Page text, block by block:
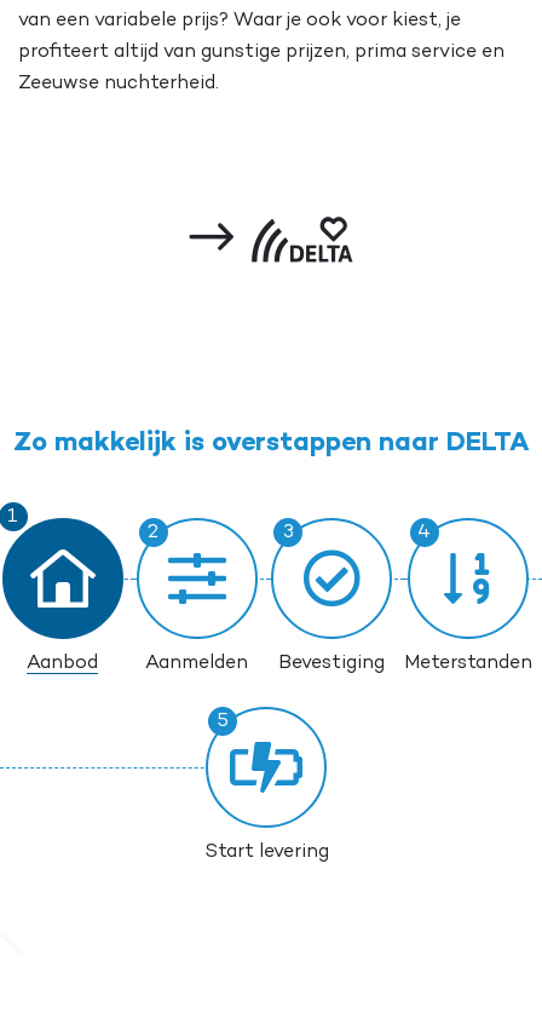
van een variabele prijs? Waar je ook voor kiest, je
profiteert altijd van gunstige prijzen, prima service en
Zeeuwse nuchterheid.
Zo makkelijk is overstappen naar DELTA
Aanbod Aanmelden Bevestiging Meterstanden
Start levering